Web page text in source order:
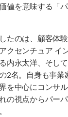
値を意味する 「
たのは、顧客体
クセンチュア イ
内永太洋、そし
2名。自身も事
を中心にコンサ
の視点からパー